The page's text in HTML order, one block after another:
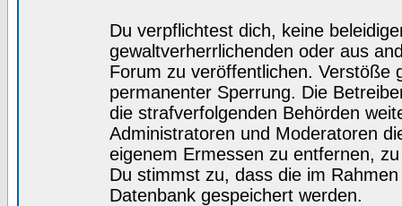
Du verpflichtest dich, keine
gewaltverherrlichenden oder aus
Forum zu veröffentlichen. Verstöße
permanenter Sperrung. Die
die strafverfolgenden Behörden
Administratoren und Moderatoren
eigenem Ermessen zu entfernen,
Du stimmst zu, dass die im
Datenbank gespeichert werden.